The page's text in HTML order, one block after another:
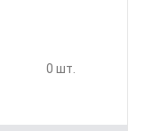
0 шт.